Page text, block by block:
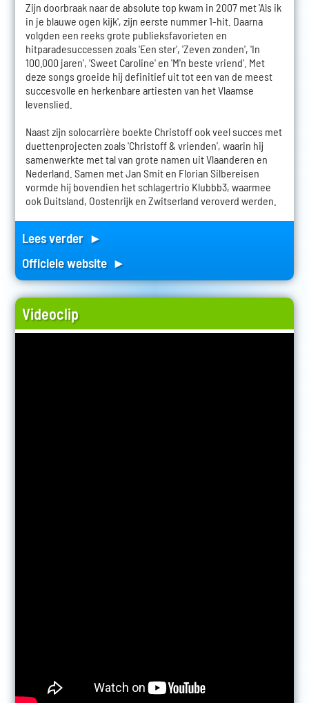
Zijn doorbraak naar de absolute top kwam in 2007 met 'Als ik
in je blauwe ogen kijk', zijn eerste nummer 1-hit. Daarna
volgden een reeks grote publieksfavorieten en
hitparadesuccessen zoals 'Een ster', 'Zeven zonden', 'In
100.000 jaren', 'Sweet Caroline' en 'M'n beste vriend'. Met
deze songs groeide hij definitief uit tot een van de meest
succesvolle en herkenbare artiesten van het Vlaamse
levenslied.
Naast zijn solocarrière boekte Christoff ook veel succes met
duettenprojecten zoals 'Christoff & vrienden', waarin hij
samenwerkte met tal van grote namen uit Vlaanderen en
Nederland. Samen met Jan Smit en Florian Silbereisen
vormde hij bovendien het schlagertrio Klubbb3, waarmee
ook Duitsland, Oostenrijk en Zwitserland veroverd werden.
Lees verder ►
Officiele website ►
Videoclip